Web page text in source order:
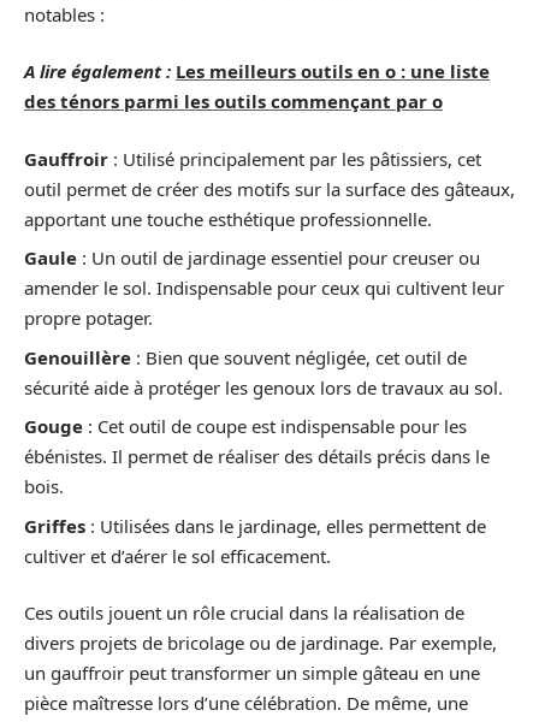
notables :
A lire également : Les meilleurs outils en o : une liste
des ténors parmi les outils commençant par o
Gauffroir : Utilisé principalement par les pâtissiers, cet
outil permet de créer des motifs sur la surface des gâteaux,
apportant une touche esthétique professionnelle.
Gaule : Un outil de jardinage essentiel pour creuser ou
amender le sol. Indispensable pour ceux qui cultivent leur
propre potager.
Genouillère : Bien que souvent négligée, cet outil de
sécurité aide à protéger les genoux lors de travaux au sol.
Gouge : Cet outil de coupe est indispensable pour les
ébénistes. Il permet de réaliser des détails précis dans le
bois.
Griffes : Utilisées dans le jardinage, elles permettent de
cultiver et d’aérer le sol efficacement.
Ces outils jouent un rôle crucial dans la réalisation de
divers projets de bricolage ou de jardinage. Par exemple,
un gauffroir peut transformer un simple gâteau en une
pièce maîtresse lors d’une célébration. De même, une